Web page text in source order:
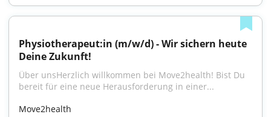
Physiotherapeut:in (m/w/d) - Wir sichern heute
Deine Zukunft!
Über unsHerzlich willkommen bei Move2health! Bist Du
bereit für eine neue Herausforderung in einer...
Move2health